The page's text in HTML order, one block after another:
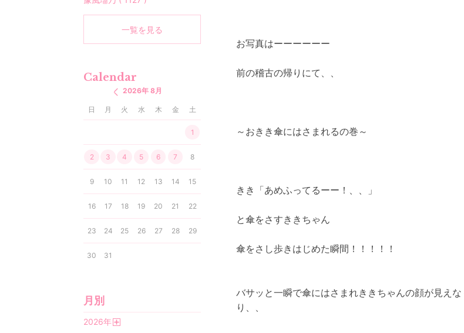
お写真はーーーーーー
前の稽古の帰りにて、、
～おきき傘にはさまれるの巻～
きき「あめふってるーー！、、」
と傘をさすききちゃん
傘をさし歩きはじめた瞬間！！！！！
バサッと一瞬で傘にはさまれききちゃんの顔が見えな
り、、
一覧を見る
Calendar
2026年 8月
日 月 火 水 木 金 土
1
2 3 4 5 6 7 8
9 10 11 12 13 14 15
16 17 18 19 20 21 22
23 24 25 26 27 28 29
30 31
月別
2026年